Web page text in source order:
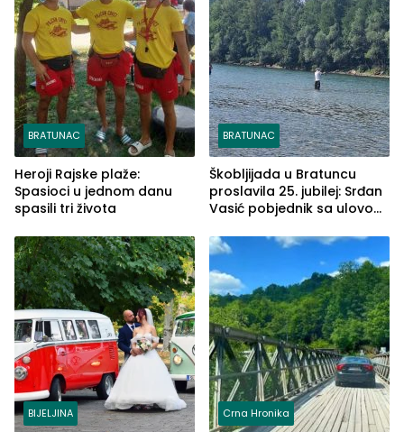
BRATUNAC
Heroji Rajske plaže:
Spasioci u jednom danu
spasili tri života
BRATUNAC
Škobljijada u Bratuncu
proslavila 25. jubilej: Srđan
Vasić pobjednik sa ulovom
BIJELJINA Crna Hronika